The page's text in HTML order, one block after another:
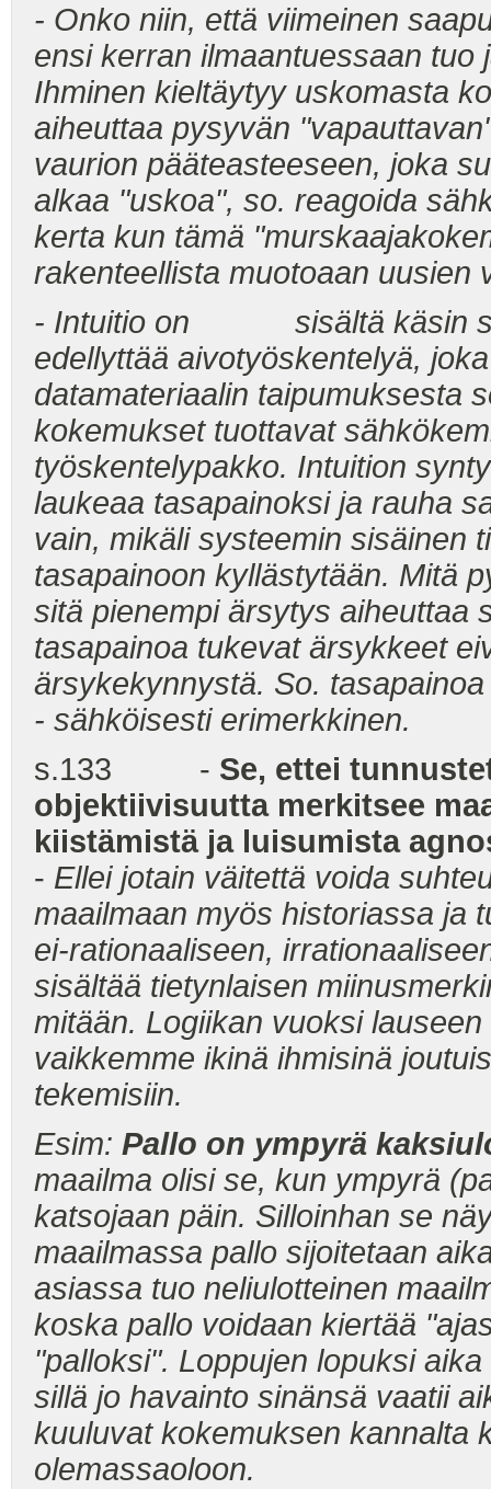
- Onko niin, että viimeinen
ensi kerran ilmaantuessaan
Ihminen kieltäytyy uskomasta
aiheuttaa pysyvän
vaurion pääteasteeseen, joka
alkaa "uskoa", so. reagoida
kerta kun tämä
rakenteellista muotoaan uusien
- Intuitio on sisältä käsin
edellyttää aivotyöskentelyä,
datamateriaalin taipumuksesta
kokemukset tuottavat
työskentelypakko. Intuition
laukeaa tasapainoksi ja rauha
vain, mikäli systeemin sisäinen
tasapainoon kyllästytään. Mitä
sitä pienempi ärsytys aiheuttaa
tasapainoa tukevat ärsykkeet
ärsykekynnystä. So.
- sähköisesti erimerkkinen.
s.133 - Se, ettei
objektiivisuutta merkitsee
kiistämistä ja luisumista
- Ellei jotain väitettä voida
maailmaan myös historiassa ja
ei-rationaaliseen,
sisältää tietynlaisen
mitään. Logiikan vuoksi
vaikkemme ikinä ihmisinä
tekemisiin.
Esim: Pallo on ympyrä
maailma olisi se, kun ympyrä
katsojaan päin. Silloinhan se
maailmassa pallo sijoitetaan
asiassa tuo neliulotteinen
koska pallo voidaan kiertää
"palloksi". Loppujen lopuksi
sillä jo havainto sinänsä vaatii
kuuluvat kokemuksen kannalta
olemassaoloon.